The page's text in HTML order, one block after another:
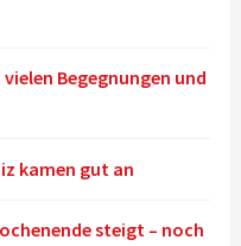
Begegnungen und
kamen gut an
steigt – noch